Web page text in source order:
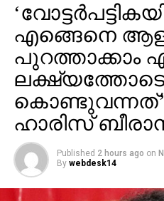
എങ്ങെനെ
പുറത്താക്കാം
ഹാരിസ്
Published 2 hours ago on
By webdesk14